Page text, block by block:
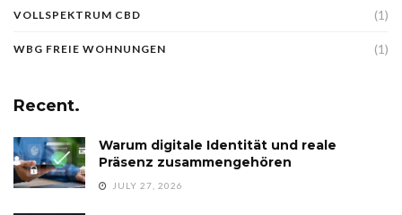
VOLLSPEKTRUM CBD (1)
WBG FREIE WOHNUNGEN (1)
Recent.
Warum digitale Identität und reale
Präsenz zusammengehören
JULY 27, 2026